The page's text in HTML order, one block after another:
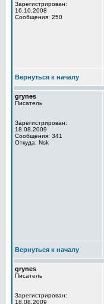
Зарегистрирован:
16.10.2008
Сообщения: 250
Вернуться к началу
grynes
Писатель
Зарегистрирован:
18.08.2009
Сообщения: 341
Откуда: Nsk
Вернуться к началу
grynes
Писатель
Зарегистрирован:
18.08.2009